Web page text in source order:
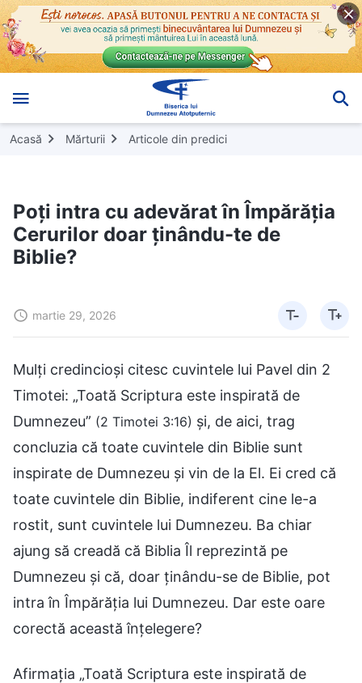
Acasă Mărturii Articole din predici
Poți intra cu adevărat în Împărăția
Cerurilor doar ținându-te de
Biblie?
martie 29, 2026
Mulți credincioși citesc cuvintele lui Pavel din 2
Timotei: „Toată Scriptura este inspirată de
Dumnezeu” (2 Timotei 3:16) și, de aici, trag
concluzia că toate cuvintele din Biblie sunt
inspirate de Dumnezeu și vin de la El. Ei cred că
toate cuvintele din Biblie, indiferent cine le-a
rostit, sunt cuvintele lui Dumnezeu. Ba chiar
ajung să creadă că Biblia Îl reprezintă pe
Dumnezeu și că, doar ținându-se de Biblie, pot
intra în Împărăția lui Dumnezeu. Dar este oare
corectă această înțelegere?
Afirmația „Toată Scriptura este inspirată de